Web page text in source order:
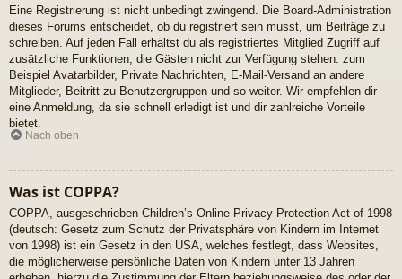
Eine Registrierung ist nicht unbedingt zwingend. Die Board-Administration
dieses Forums entscheidet, ob du registriert sein musst, um Beiträge zu
schreiben. Auf jeden Fall erhältst du als registriertes Mitglied Zugriff auf
zusätzliche Funktionen, die Gästen nicht zur Verfügung stehen: zum
Beispiel Avatarbilder, Private Nachrichten, E-Mail-Versand an andere
Mitglieder, Beitritt zu Benutzergruppen und so weiter. Wir empfehlen dir
eine Anmeldung, da sie schnell erledigt ist und dir zahlreiche Vorteile
bietet.
Nach oben
Was ist COPPA?
COPPA, ausgeschrieben Children’s Online Privacy Protection Act of 1998
(deutsch: Gesetz zum Schutz der Privatsphäre von Kindern im Internet
von 1998) ist ein Gesetz in den USA, welches festlegt, dass Websites,
die möglicherweise persönliche Daten von Kindern unter 13 Jahren